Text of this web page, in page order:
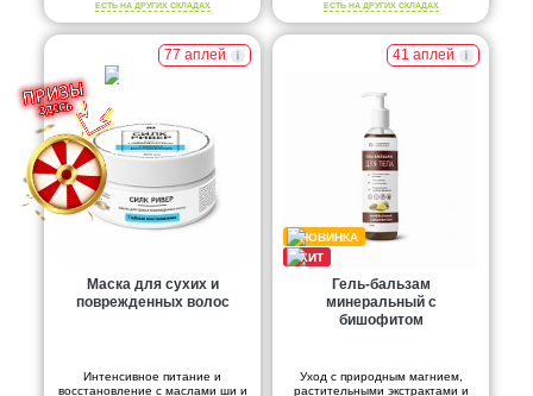
ЕСТЬ НА ДРУГИХ СКЛАДАХ ЕСТЬ НА ДРУГИХ СКЛАДАХ
77 аплей
Маска для сухих и
поврежденных волос
Интенсивное питание и
восстановление с маслами ши и
41 аплей
Гель-бальзам
минеральный с
бишофитом
Уход с природным магнием,
растительными экстрактами и